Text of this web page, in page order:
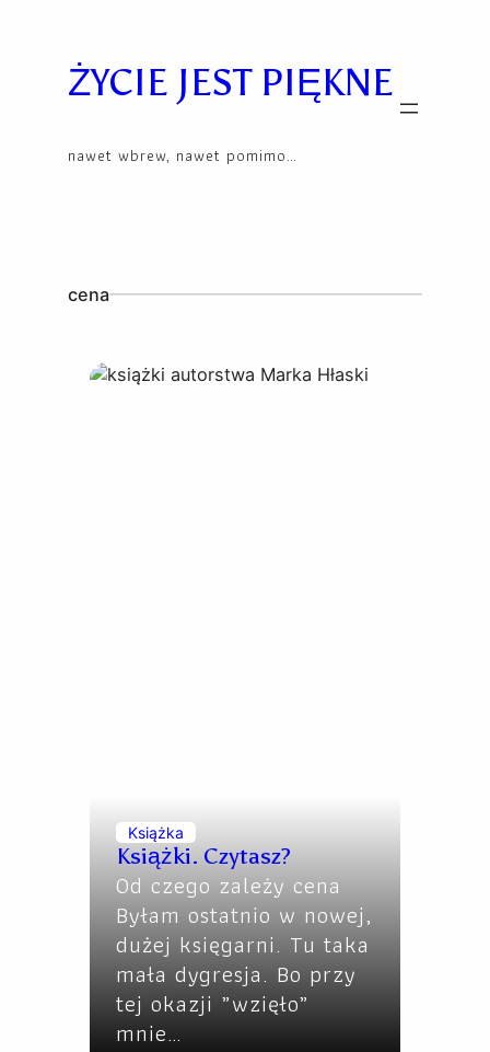
contentŻYCIE JEST PIĘKNE
nawet wbrew, nawet pomimo…
cena
Książka
Książki. Czytasz?
Od czego zależy cena
Byłam ostatnio w nowej,
dużej księgarni. Tu taka
mała dygresja. Bo przy
tej okazji „wzięło”
mnie…